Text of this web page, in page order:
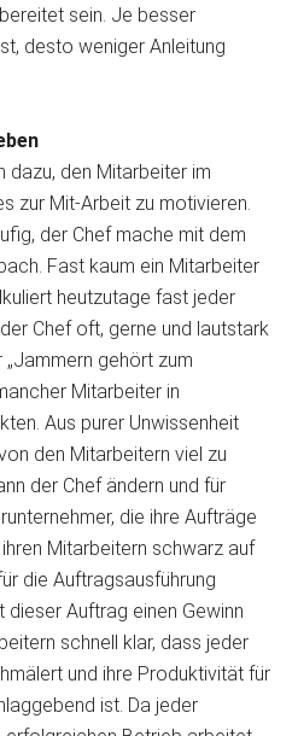
sein. Je besser
desto weniger Anleitung
dazu, den Mitarbeiter im
zur Mit-Arbeit zu motivieren.
der Chef mache mit dem
Fast kaum ein Mitarbeiter
heutzutage fast jeder
Chef oft, gerne und lautstark
gehört zum
Mitarbeiter in
Aus purer Unwissenheit
den Mitarbeitern viel zu
der Chef ändern und für
die ihre Aufträge
Mitarbeitern schwarz auf
die Auftragsausführung
Auftrag einen Gewinn
schnell klar, dass jeder
und ihre Produktivität für
ist. Da jeder